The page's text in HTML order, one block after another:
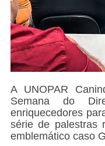
A UNOPAR
Semana do
enriquecedores
série de palestras
emblemático caso